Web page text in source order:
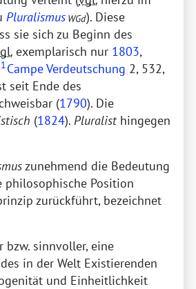
Pluralismus WGd). Diese
sie sich zu Beginn des
exemplarisch nur 1803,
1Campe Verdeutschung 2, 532,
seit Ende des
(1790). Die
(1824). Pluralisthingegen
zunehmend die Bedeutung
philosophische Position
zurückführt, bezeichnet
bzw. sinnvoller, eine
in der Welt Existierenden
und Einheitlichkeit